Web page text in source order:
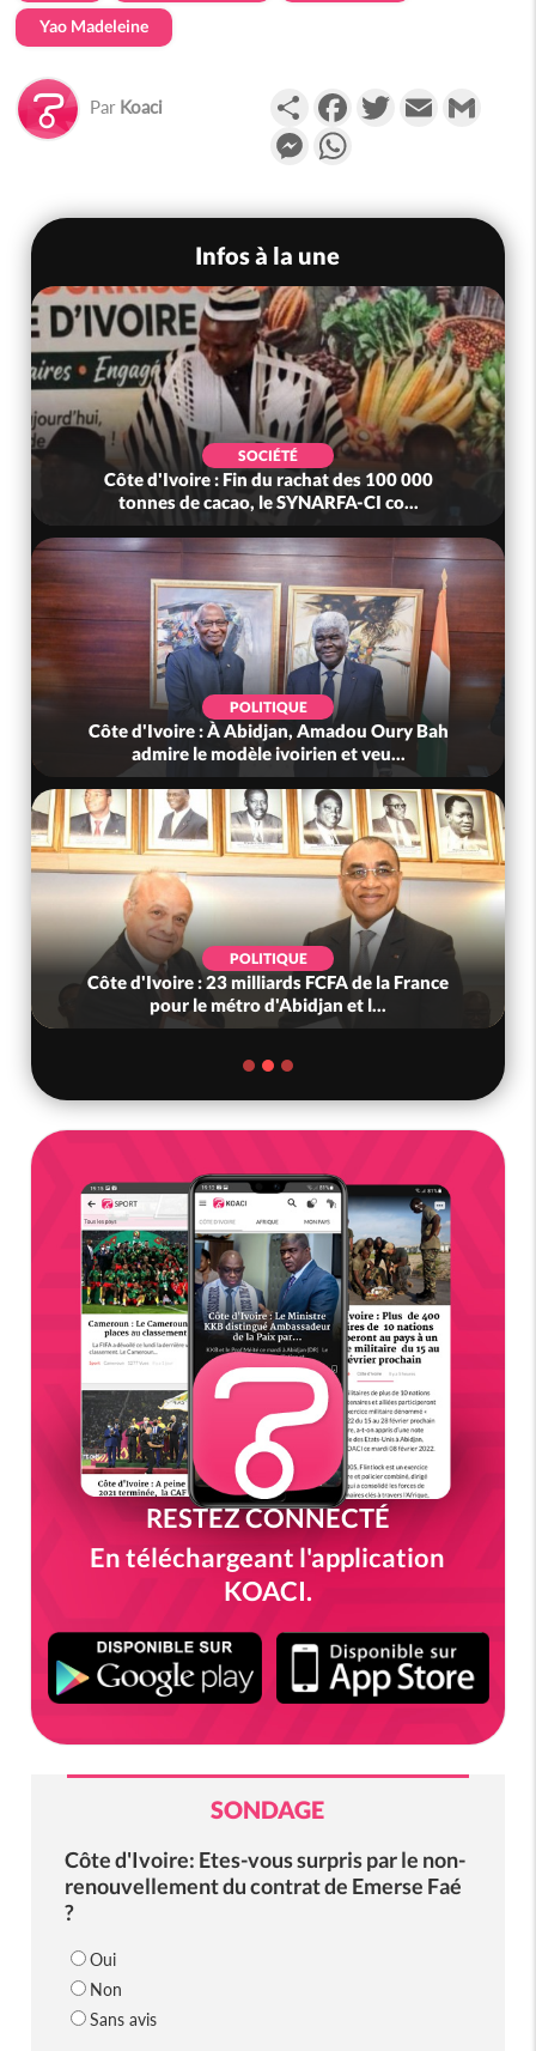
Yao Madeleine
Par Koaci PartagerFacebookTwitterEmail
Messenger
Infos à la une
SOCIÉTÉ
Côte d'Ivoire : Fin du rachat des 100 000
tonnes de cacao, le SYNARFA-CI co...
POLITIQUE
Côte d'Ivoire : À Abidjan, Amadou Oury Bah
admire le modèle ivoirien et veu...
POLITIQUE
Côte d'Ivoire : 23 milliards FCFA de la France
pour le métro d'Abidjan et l...
RESTEZ CONNECTÉ
En téléchargeant l'application
KOACI.
SONDAGE
Côte d'Ivoire: Etes-vous surpris par le non-
renouvellement du contrat de Emerse Faé
?
Oui
Non
Sans avis